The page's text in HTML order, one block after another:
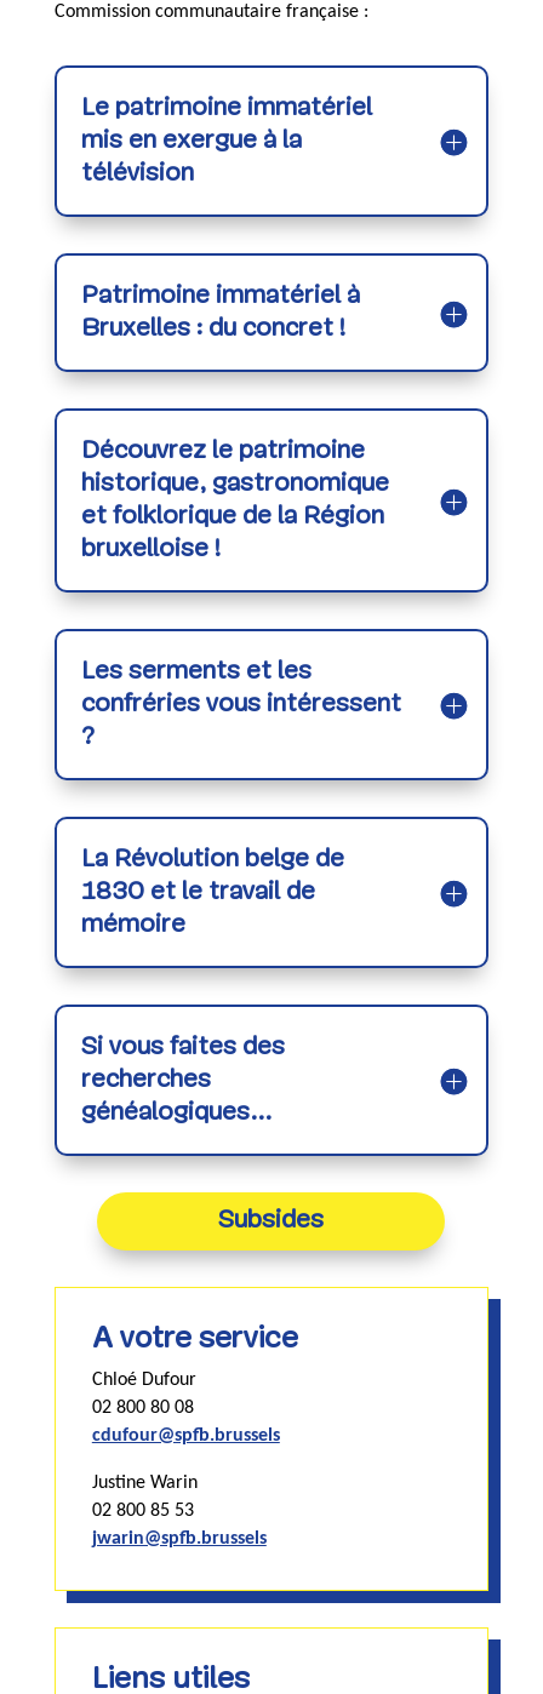
Commission communautaire française :
Le patrimoine immatériel
mis en exergue à la
télévision
Patrimoine immatériel à
Bruxelles : du concret !
Découvrez le patrimoine
historique, gastronomique
et folklorique de la Région
bruxelloise !
Les serments et les
confréries vous intéressent
?
La Révolution belge de
1830 et le travail de
mémoire
Si vous faites des
recherches
généalogiques...
Subsides
A votre service
Chloé Dufour
02 800 80 08
cdufour@spfb.brussels
Justine Warin
02 800 85 53
jwarin@spfb.brussels
Liens utiles